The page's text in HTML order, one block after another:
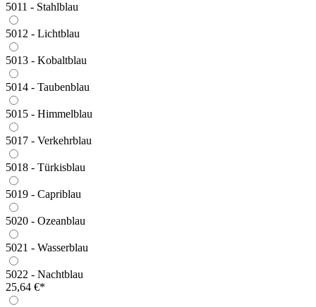
5011 - Stahlblau
5012 - Lichtblau
5013 - Kobaltblau
5014 - Taubenblau
5015 - Himmelblau
5017 - Verkehrblau
5018 - Türkisblau
5019 - Capriblau
5020 - Ozeanblau
5021 - Wasserblau
5022 - Nachtblau
25,64 €*